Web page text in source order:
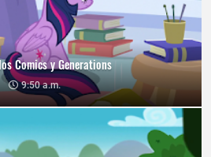
Comics y Generations
9:50 a.m.